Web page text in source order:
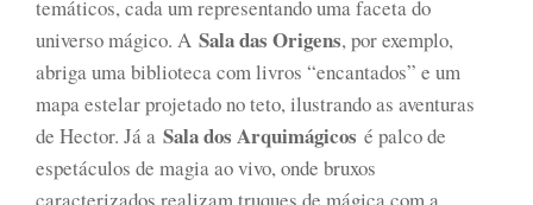
temáticos, cada um representando uma faceta do
universo mágico. A Sala das Origens, por exemplo,
abriga uma biblioteca com livros “encantados” e um
mapa estelar projetado no teto, ilustrando as aventuras
de Hector. Já a Sala dos Arquimágicos é palco de
espetáculos de magia ao vivo, onde bruxos